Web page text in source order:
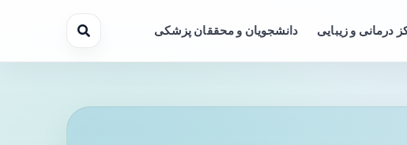
درمانی و زیبایی دانشجویان و محققان پزشکی